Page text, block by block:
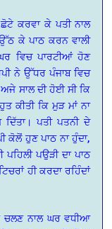
ਕਰਵਾ ਕੇ ਪਤੀ ਨਾਲ
ਕੇ ਪਾਠ ਕਰਨ ਵਾਲੀ
ਵਿਚ ਪਾਰਟੀਆਂ ਹੋਣ
ਨੇ ਉੱਧਰ ਪੰਜਾਬ ਵਿਚ
ਅਜੇ ਸਾਲ ਦੀ ਹੋਈ ਸੀ ਕਿ
ਕੀਤੀ ਕਿ ਮੁੜ ਮਾਂ ਨਾ
ਪਤੀ ਪਤਨੀ ਦੇ
ਕੋਲੋਂ ਹੁਣ ਪਾਠ ਨਾ ਹੁੰਦਾ,
ਪਉੜੀ ਦਾ ਪਾਠ
ਹੀ ਕਰਦਾ ਰਹਿੰਦਾਂ
ਚਲਣ ਨਾਲ ਘਰ ਵਧੀਆ